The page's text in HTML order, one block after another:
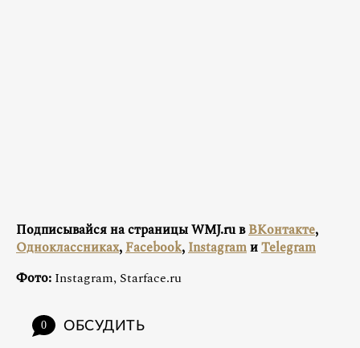
Подписывайся на страницы WMJ.ru вВКонтакте,
Одноклассниках, Facebook, InstagramиTelegram
Фото: Instagram, Starface.ru
0 ОБСУДИТЬ